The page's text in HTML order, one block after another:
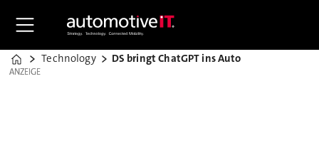
Home
Technology DS bringt ChatGPT ins Auto
ANZEIGE
ANZEIGE